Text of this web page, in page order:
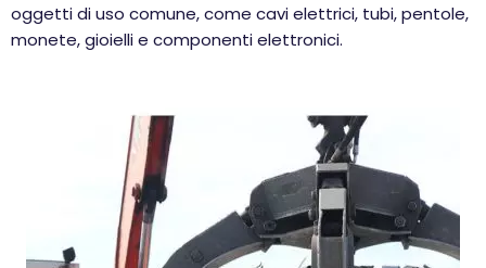
oggetti di uso comune, come cavi elettrici, tubi, pentole,
monete, gioielli e componenti elettronici.